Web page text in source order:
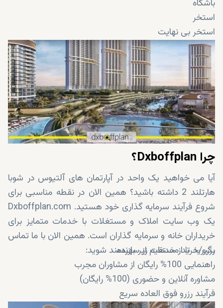
باشگاه
استخر
استخر بی نهایت
فضاهای کار مشترک
چرا Dxboffplan؟
آیا می خواهید یک واحد در آپارتمان های آلتیوس در شوبا
هارتلند 2 داشته باشید؟ همین الان در نقطه مناسبی برای
شروع فرآیند سرمایه گذاری خود هستید. Dxboffplan.com
یک وب سایت املاک و مستغلات با خدمات متمایز برای
خریداران خانه و سرمایه گذاران است. همین الان با ما تماس
بگیرید تا از خدمات زیر بهره‌مند شوید:
رزرو/خرید مستقیم از سازنده
راهنمایی 100% رایگان از مشاوران مجرب
مشاوره آنلاین و حضوری (100% رایگان)
فرآیند رزرو فوق العاده سریع